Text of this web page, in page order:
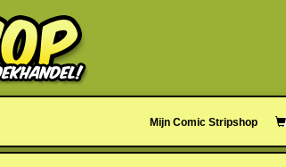
Mijn Comic Stripshop